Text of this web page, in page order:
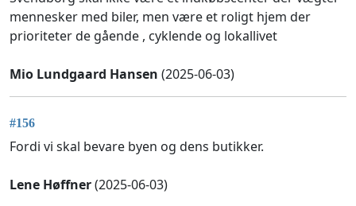
mennesker med biler, men være et roligt hjem der
prioriteter de gående , cyklende og lokallivet
Mio Lundgaard Hansen (2025-06-03)
#156
Fordi vi skal bevare byen og dens butikker.
Lene Høffner(2025-06-03)